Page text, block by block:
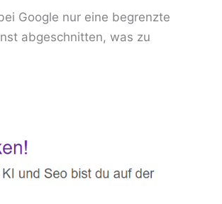
Google nur eine begrenzte
abgeschnitten, was zu